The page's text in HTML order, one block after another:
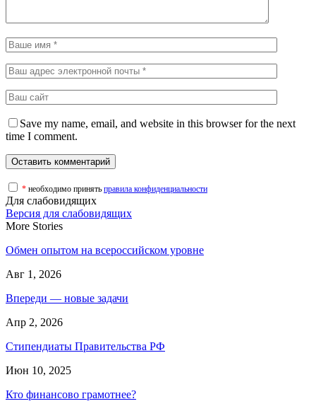
Save my name, email, and website in this browser for the next
time I comment.
* необходимо принять правила конфиденциальности
Для слабовидящих
Версия для слабовидящих
More Stories
Обмен опытом на всероссийском уровне
Авг 1, 2026
Впереди — новые задачи
Апр 2, 2026
Стипендиаты Правительства РФ
Июн 10, 2025
Кто финансово грамотнее?